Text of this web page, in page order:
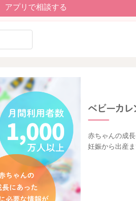
アプリで相談する
赤ちゃんの成
妊娠から出産